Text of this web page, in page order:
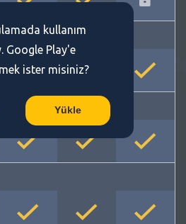
kullanım
Google Play'e
ister misiniz?
Yükle